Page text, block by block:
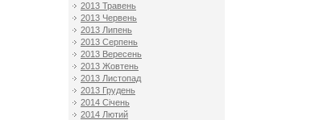
2013 Травень
2013 Червень
2013 Липень
2013 Серпень
2013 Вересень
2013 Жовтень
2013 Листопад
2013 Грудень
2014 Січень
2014 Лютий